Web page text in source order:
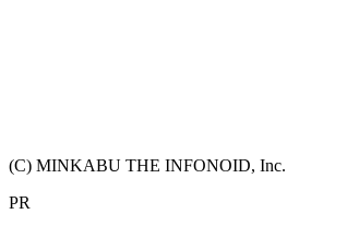
(C) MINKABU THE INFONOID, Inc.
PR